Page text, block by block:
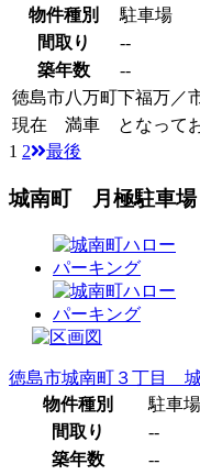
物件種別
駐車場
間取り
--
築年数
--
徳島市八万町下福万／
現在 満車 となってお
1 2 最後
城南町 月極駐車場
徳島市城南町３丁目
物件種別
駐車場
間取り
--
築年数
--